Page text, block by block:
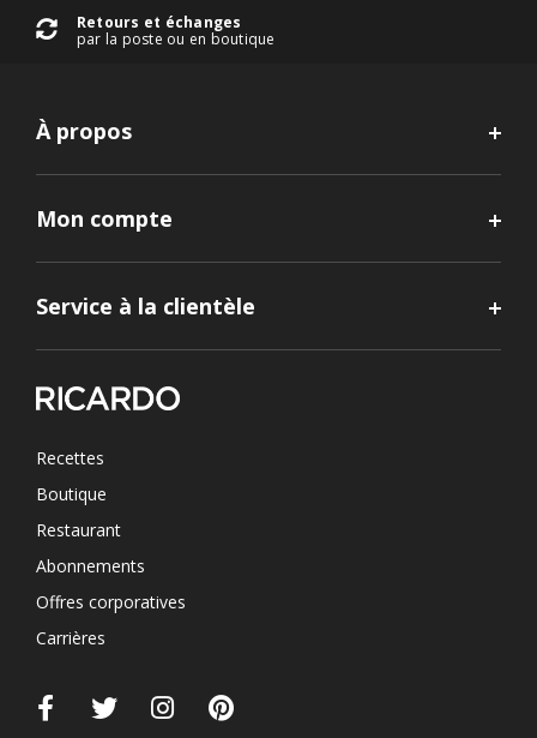
Retours et échanges
par la poste ou en boutique
À propos
Mon compte
Service à la clientèle
Recettes
Boutique
Restaurant
Abonnements
Offres corporatives
Carrières